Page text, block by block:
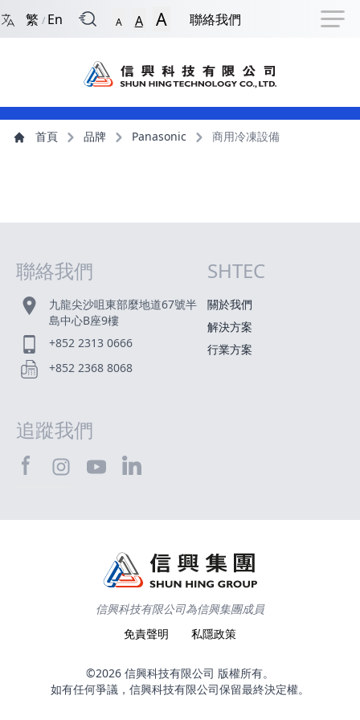
跳到捷徑選項 跳到主導航選單 跳到頁尾
繁 / En A A A 聯絡我們
主導航選單
主內容 首頁 品牌 Panasonic 商用冷凍設備
聯絡我們
九龍尖沙咀東部麼地道67號半
島中心B座9樓
+852 2313 0666
+852 2368 8068
網站指南
SHTEC
關於我們
解決方案
行業方案
追蹤我們
信興科技有限公司為信興集團成員
免責聲明
私隱政策
©2026 信興科技有限公司 版權所有。
如有任何爭議，信興科技有限公司保留最終決定權。